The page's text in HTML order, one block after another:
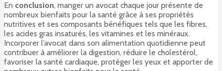
En conclusion, manger un avocat chaque jour présente de
nombreux bienfaits pour la santé grâce à ses propriétés
nutritives et ses composants bénéfiques tels que les fibres,
les acides gras insaturés, les vitamines et les minéraux.
Incorporer l’avocat dans son alimentation quotidienne peut
contribuer à améliorer la digestion, réduire le cholestérol,
favoriser la santé cardiaque, protéger les yeux et apporter de